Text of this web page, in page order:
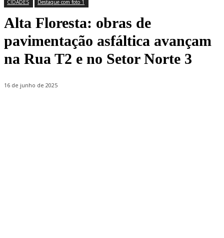
CIDADES Destaque com foto 1
Alta Floresta: obras de
pavimentação asfáltica avançam
na Rua T2 e no Setor Norte 3
16 de junho de 2025